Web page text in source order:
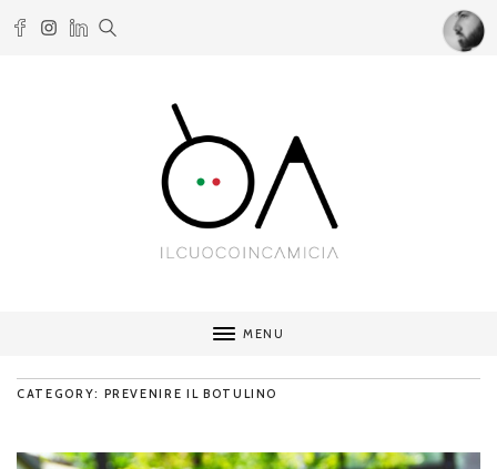
MENU
CATEGORY: PREVENIRE IL BOTULINO